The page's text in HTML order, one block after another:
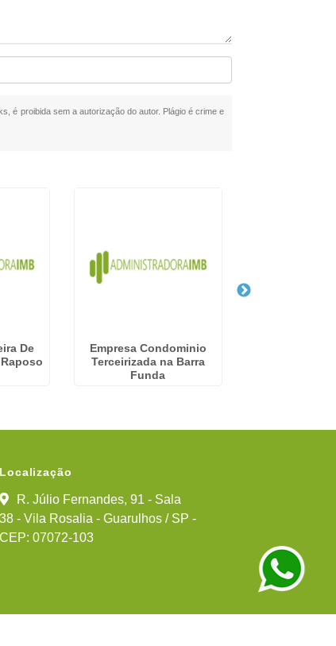
é proibida sem a autorização do autor. Plágio é crime e
De
Empresa Condominio
Terceirizada na Barra
Funda
Localização
R. Júlio Fernandes, 91 - Sala
38 - Vila Rosalia - Guarulhos / SP -
CEP: 07072-103